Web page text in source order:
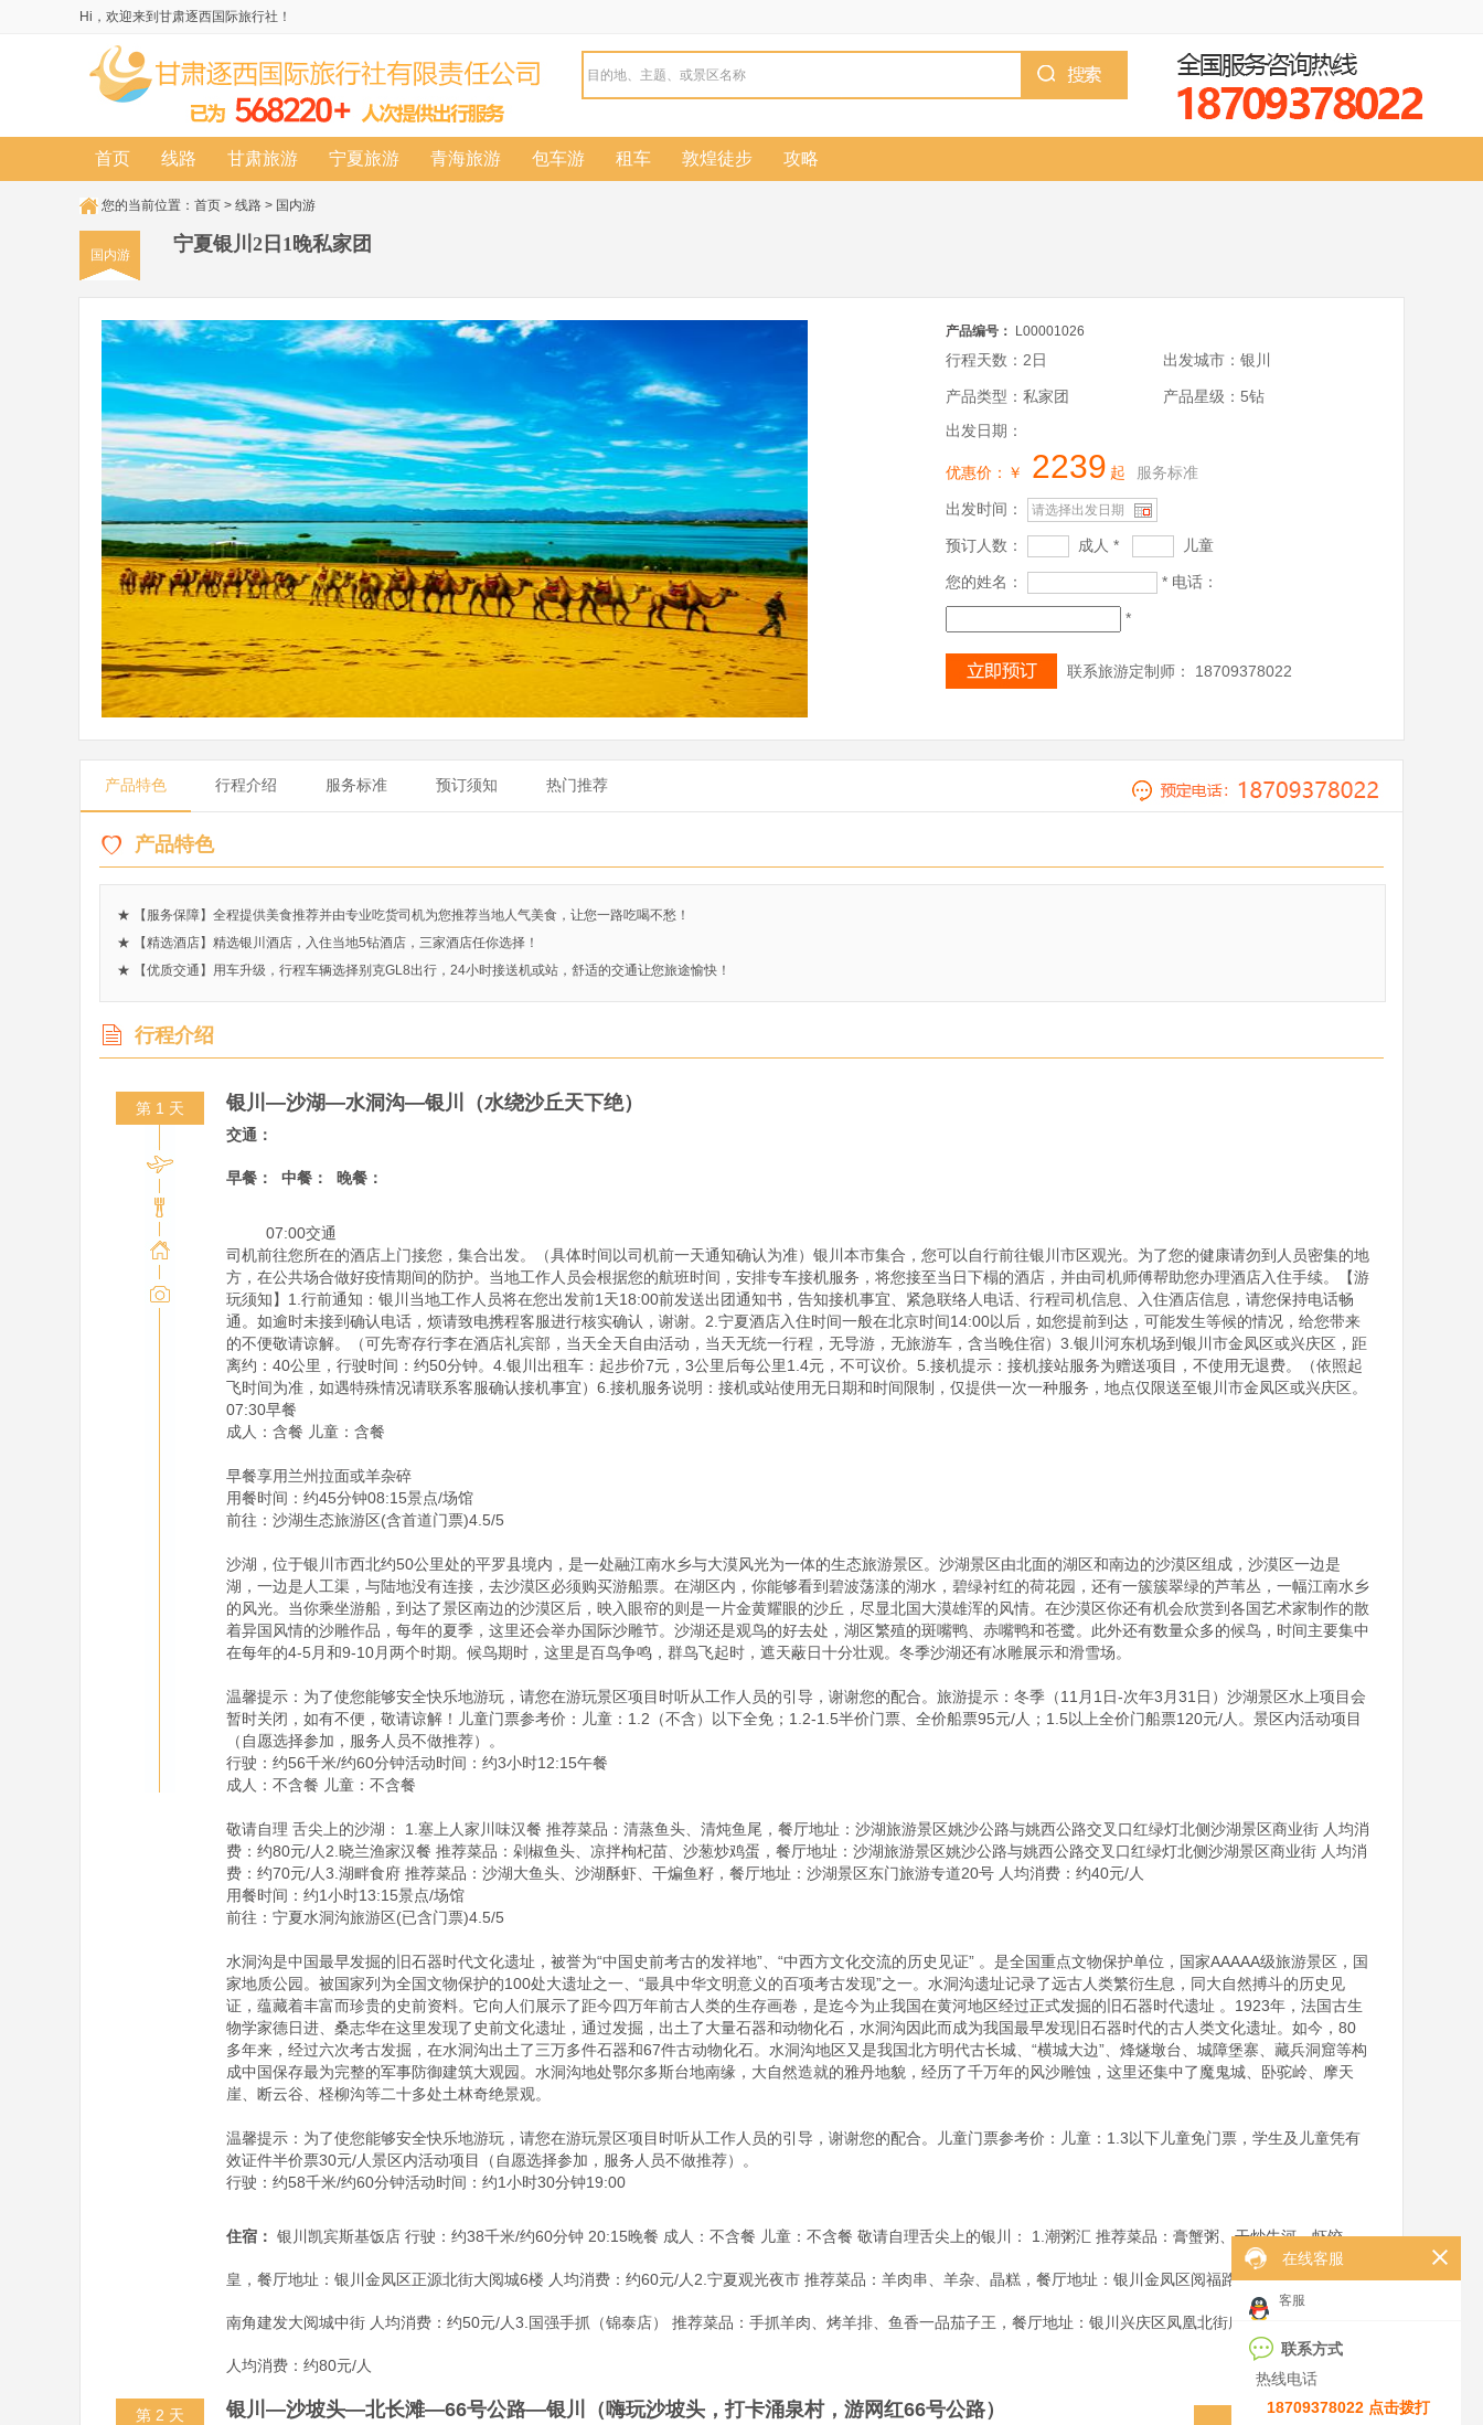
Hi，欢迎来到甘肃逐西国际旅行社！
首页 线路 甘肃旅游 宁夏旅游 青海旅游 包车游 租车 敦煌徒步 攻略
您的当前位置： 首页 > 线路 > 国内游
国内游 宁夏银川2日1晚私家团
产品编号： L00001026
行程天数：2日 出发城市：银川
产品类型：私家团
产品星级：5钻
出发日期：
优惠价：￥ 2239 起 服务标准
出发时间：
预订人数： 成人 * 儿童
您的姓名： * 电话：
*
联系旅游定制师： 18709378022
产品特色 行程介绍 服务标准 预订须知 热门推荐
产品特色
★ 【服务保障】全程提供美食推荐并由专业吃货司机为您推荐当地人气美食，让您一路吃喝不愁！
★ 【精选酒店】精选银川酒店，入住当地5钻酒店，三家酒店任你选择！
★ 【优质交通】​用车升级，行程车辆选择别克GL8出行，24小时接送机或站，舒适的交通让您旅途愉快！
行程介绍
第 1 天 银川—沙湖—水洞沟—银川（水绕沙丘天下绝）
交通：
早餐： 中餐： 晚餐：
司机前往您所在的酒店上门接您，集合出发。（具体时间以司机前一天通知确认为准）银川本市集合，您可以自行前往银川市区观光。为了您的健康请勿到人员密集的地
方，在公共场合做好疫情期间的防护。当地工作人员会根据您的航班时间，安排专车接机服务，将您接至当日下榻的酒店，并由司机师傅帮助您办理酒店入住手续。【游
玩须知】1.行前通知：银川当地工作人员将在您出发前1天18:00前发送出团通知书，告知接机事宜、紧急联络人电话、行程司机信息、入住酒店信息，请您保持电话畅
通。如逾时未接到确认电话，烦请致电携程客服进行核实确认，谢谢。2.宁夏酒店入住时间一般在北京时间14:00以后，如您提前到达，可能发生等候的情况，给您带来
的不便敬请谅解。（可先寄存行李在酒店礼宾部，当天全天自由活动，当天无统一行程，无导游，无旅游车，含当晚住宿）3.银川河东机场到银川市金凤区或兴庆区，距
离约：40公里，行驶时间：约50分钟。4.银川出租车：起步价7元，3公里后每公里1.4元，不可议价。5.接机提示：接机接站服务为赠送项目，不使用无退费。（依照起
飞时间为准，如遇特殊情况请联系客服确认接机事宜）6.接机服务说明：接机或站使用无日期和时间限制，仅提供一次一种服务，地点仅限送至银川市金凤区或兴庆区。
07:30早餐
成人：含餐 儿童：含餐
早餐享用兰州拉面或羊杂碎
用餐时间：约45分钟08:15景点/场馆
前往：沙湖生态旅游区(含首道门票)4.5/5
沙湖，位于银川市西北约50公里处的平罗县境内，是一处融江南水乡与大漠风光为一体的生态旅游景区。沙湖景区由北面的湖区和南边的沙漠区组成，沙漠区一边是
湖，一边是人工渠，与陆地没有连接，去沙漠区必须购买游船票。在湖区内，你能够看到碧波荡漾的湖水，碧绿衬红的荷花园，还有一簇簇翠绿的芦苇丛，一幅江南水乡
的风光。当你乘坐游船，到达了景区南边的沙漠区后，映入眼帘的则是一片金黄耀眼的沙丘，尽显北国大漠雄浑的风情。在沙漠区你还有机会欣赏到各国艺术家制作的散
着异国风情的沙雕作品，每年的夏季，这里还会举办国际沙雕节。沙湖还是观鸟的好去处，湖区繁殖的斑嘴鸭、赤嘴鸭和苍鹭。此外还有数量众多的候鸟，时间主要集中
在每年的4-5月和9-10月两个时期。候鸟期时，这里是百鸟争鸣，群鸟飞起时，遮天蔽日十分壮观。冬季沙湖还有冰雕展示和滑雪场。
温馨提示：为了使您能够安全快乐地游玩，请您在游玩景区项目时听从工作人员的引导，谢谢您的配合。旅游提示：冬季（11月1日-次年3月31日）沙湖景区水上项目会
暂时关闭，如有不便，敬请谅解！儿童门票参考价：儿童：1.2（不含）以下全免；1.2-1.5半价门票、全价船票95元/人；1.5以上全价门船票120元/人。景区内活动项目
（自愿选择参加，服务人员不做推荐）。
行驶：约56千米/约60分钟活动时间：约3小时12:15午餐
成人：不含餐 儿童：不含餐
敬请自理 舌尖上的沙湖： 1.塞上人家川味汉餐 推荐菜品：清蒸鱼头、清炖鱼尾，餐厅地址：沙湖旅游景区姚沙公路与姚西公路交叉口红绿灯北侧沙湖景区商业街 人均消
费：约80元/人2.晓兰渔家汉餐 推荐菜品：剁椒鱼头、凉拌枸杞苗、沙葱炒鸡蛋，餐厅地址：沙湖旅游景区姚沙公路与姚西公路交叉口红绿灯北侧沙湖景区商业街 人均消
费：约70元/人3.湖畔食府 推荐菜品：沙湖大鱼头、沙湖酥虾、干煸鱼籽，餐厅地址：沙湖景区东门旅游专道20号 人均消费：约40元/人
用餐时间：约1小时13:15景点/场馆
前往：宁夏水洞沟旅游区(已含门票)4.5/5
水洞沟是中国最早发掘的旧石器时代文化遗址，被誉为“中国史前考古的发祥地”、“中西方文化交流的历史见证” 。是全国重点文物保护单位，国家AAAAA级旅游景区，国
家地质公园。被国家列为全国文物保护的100处大遗址之一、“最具中华文明意义的百项考古发现”之一。水洞沟遗址记录了远古人类繁衍生息，同大自然搏斗的历史见
证，蕴藏着丰富而珍贵的史前资料。它向人们展示了距今四万年前古人类的生存画卷，是迄今为止我国在黄河地区经过正式发掘的旧石器时代遗址 。1923年，法国古生
物学家德日进、桑志华在这里发现了史前文化遗址，通过发掘，出土了大量石器和动物化石，水洞沟因此而成为我国最早发现旧石器时代的古人类文化遗址。如今，80
多年来，经过六次考古发掘，在水洞沟出土了三万多件石器和67件古动物化石。水洞沟地区又是我国北方明代古长城、“横城大边”、烽燧墩台、城障堡寨、藏兵洞窟等构
成中国保存最为完整的军事防御建筑大观园。水洞沟地处鄂尔多斯台地南缘，大自然造就的雅丹地貌，经历了千万年的风沙雕蚀，这里还集中了魔鬼城、卧驼岭、摩天
崖、断云谷、柽柳沟等二十多处土林奇绝景观。
温馨提示：为了使您能够安全快乐地游玩，请您在游玩景区项目时听从工作人员的引导，谢谢您的配合。儿童门票参考价：儿童：1.3以下儿童免门票，学生及儿童凭有
效证件半价票30元/人景区内活动项目（自愿选择参加，服务人员不做推荐）。
行驶：约58千米/约60分钟活动时间：约1小时30分钟19:00
住宿： 银川凯宾斯基饭店 行驶：约38千米/约60分钟 20:15晚餐 成人：不含餐 儿童：不含餐 敬请自理舌尖上的银川： 1.潮粥汇 推荐菜品：膏蟹粥、干炒牛河、虾饺
皇，餐厅地址：银川金凤区正源北街大阅城6楼 人均消费：约60元/人2.宁夏观光夜市 推荐菜品：羊肉串、羊杂、晶糕，餐厅地址：银川金凤区阅福路与福安巷交叉口西
南角建发大阅城中街 人均消费：约50元/人3.国强手抓（锦泰店） 推荐菜品：手抓羊肉、烤羊排、鱼香一品茄子王，餐厅地址：银川兴庆区凤凰北街康平路锦泰花园南门
人均消费：约80元/人
第 2 天 银川—沙坡头—北长滩—66号公路—银川（嗨玩沙坡头，打卡涌泉村，游网红66号公路）
在线客服
客服
联系方式
热线电话
18709378022 点击拨打